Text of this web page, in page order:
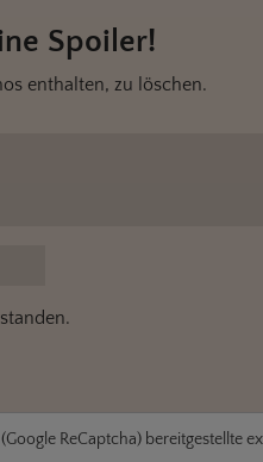
Spoiler!
enthalten, zu löschen.
ReCaptcha) bereitgestellte